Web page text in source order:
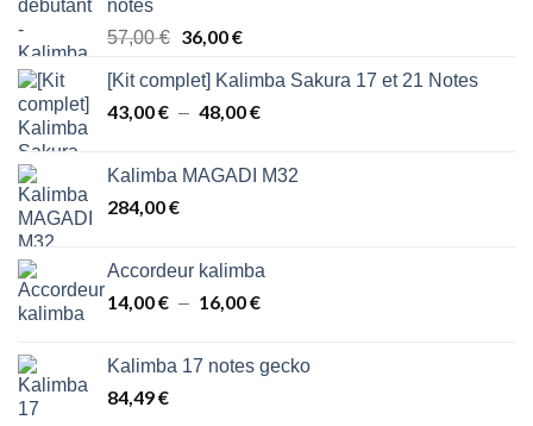
notes
57,00€ Le
initial
était :
36,00€Le
actuel
est :
[Kit complet] Kalimba Sakura 17 et 21 Notes
43,00€ – 48,00€Plage
43,00 €
Kalimba MAGADI M32
284,00€
Accordeur kalimba
14,00€ – 16,00€Plage
14,00 €
Kalimba 17 notes gecko
84,49€